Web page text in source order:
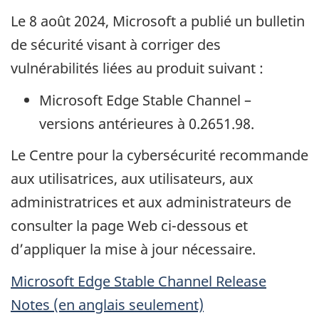
Le 8 août 2024, Microsoft a publié un bulletin
de sécurité visant à corriger des
vulnérabilités liées au produit suivant :
Microsoft Edge Stable Channel –
versions antérieures à 0.2651.98.
Le Centre pour la cybersécurité recommande
aux utilisatrices, aux utilisateurs, aux
administratrices et aux administrateurs de
consulter la page Web ci-dessous et
d’appliquer la mise à jour nécessaire.
Microsoft Edge Stable Channel Release
Notes (en anglais seulement)